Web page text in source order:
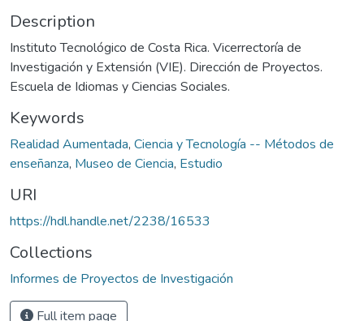
Description
Instituto Tecnológico de Costa Rica. Vicerrectoría de
Investigación y Extensión (VIE). Dirección de Proyectos.
Escuela de Idiomas y Ciencias Sociales.
Keywords
Realidad Aumentada, Ciencia y Tecnología -- Métodos de
enseñanza, Museo de Ciencia, Estudio
URI
https://hdl.handle.net/2238/16533
Collections
Informes de Proyectos de Investigación
Full item page